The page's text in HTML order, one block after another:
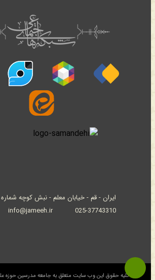
ایران - قم - خیابان معلم - نبش کوچه شماره 12
025-37743310
info@jameeh.ir
© کلیه حقوق این وب سایت متعلق به جامعه مدرسین حوزه